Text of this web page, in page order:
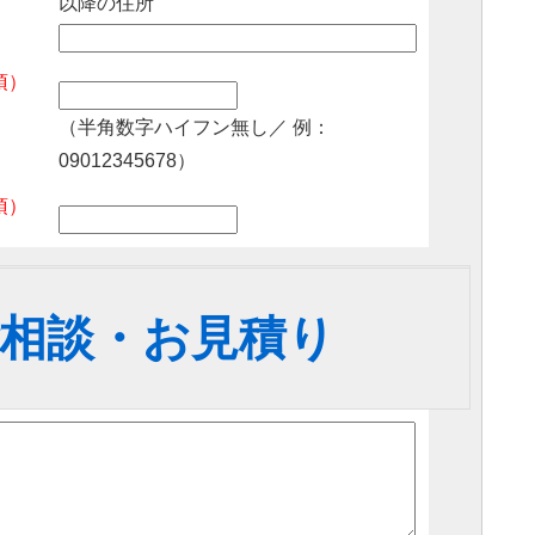
（半角数字ハイフン無し／ 例：
09012345678）
談・お見積り